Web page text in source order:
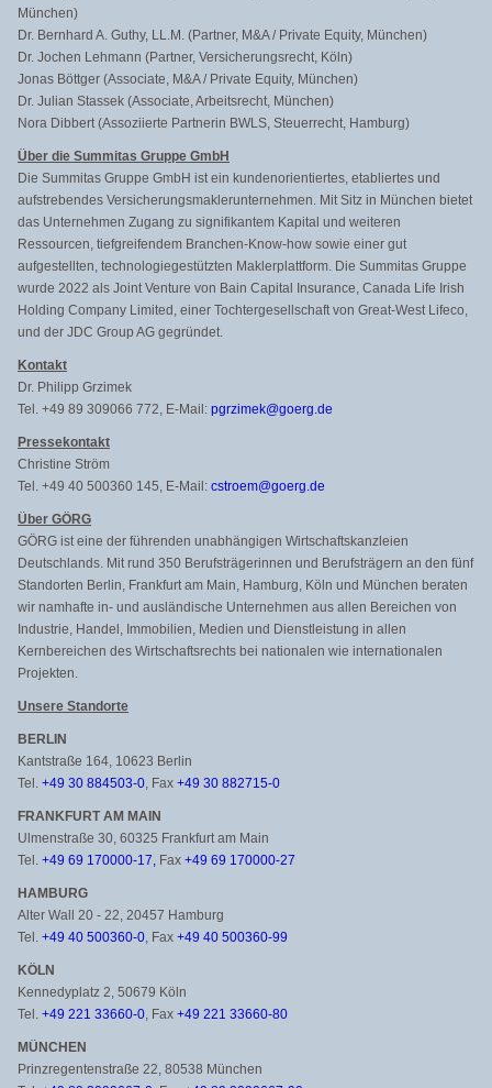
München)
Dr. Bernhard A. Guthy, LL.M. (Partner, M&A / Private Equity, München)
Dr. Jochen Lehmann (Partner, Versicherungsrecht, Köln)
Jonas Böttger (Associate, M&A / Private Equity, München)
Dr. Julian Stassek (Associate, Arbeitsrecht, München)
Nora Dibbert (Assoziierte Partnerin BWLS, Steuerrecht, Hamburg)
Über die Summitas Gruppe GmbH
Die Summitas Gruppe GmbH ist ein kundenorientiertes, etabliertes und
aufstrebendes Versicherungsmaklerunternehmen. Mit Sitz in München bietet
das Unternehmen Zugang zu signifikantem Kapital und weiteren
Ressourcen, tiefgreifendem Branchen-Know-how sowie einer gut
aufgestellten, technologiegestützten Maklerplattform. Die Summitas Gruppe
wurde 2022 als Joint Venture von Bain Capital Insurance, Canada Life Irish
Holding Company Limited, einer Tochtergesellschaft von Great-West Lifeco,
und der JDC Group AG gegründet.
Kontakt
Dr. Philipp Grzimek
Tel. +49 89 309066 772, E-Mail: pgrzimek@goerg.de
Pressekontakt
Christine Ström
Tel. +49 40 500360 145, E-Mail: cstroem@goerg.de
Über GÖRG
GÖRG ist eine der führenden unabhängigen Wirtschaftskanzleien
Deutschlands. Mit rund 350 Berufsträgerinnen und Berufsträgern an den fünf
Standorten Berlin, Frankfurt am Main, Hamburg, Köln und München beraten
wir namhafte in- und ausländische Unternehmen aus allen Bereichen von
Industrie, Handel, Immobilien, Medien und Dienstleistung in allen
Kernbereichen des Wirtschaftsrechts bei nationalen wie internationalen
Projekten.
Unsere Standorte
BERLIN
Kantstraße 164, 10623 Berlin
Tel. +49 30 884503-0, Fax +49 30 882715-0
FRANKFURT AM MAIN
Ulmenstraße 30, 60325 Frankfurt am Main
Tel. +49 69 170000-17, Fax +49 69 170000-27
HAMBURG
Alter Wall 20 - 22, 20457 Hamburg
Tel. +49 40 500360-0, Fax +49 40 500360-99
KÖLN
Kennedyplatz 2, 50679 Köln
Tel. +49 221 33660-0, Fax +49 221 33660-80
MÜNCHEN
Prinzregentenstraße 22, 80538 München